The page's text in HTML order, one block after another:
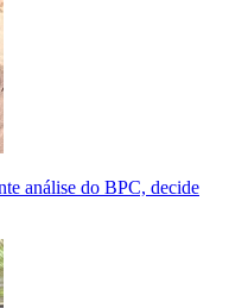
análise do BPC, decide